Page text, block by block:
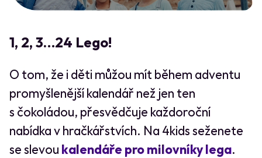
1, 2, 3…24 Lego!
O tom, že i děti můžou mít během adventu
promyšlenější kalendář než jen ten
s čokoládou, přesvědčuje každoroční
nabídka v hračkářstvích. Na 4kids seženete
se slevou kalendáře pro milovníky lega.